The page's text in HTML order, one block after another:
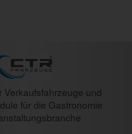
Verkaufsfahrzeuge und
für die Gastronomie